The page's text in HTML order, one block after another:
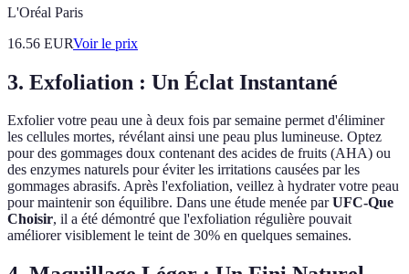
L'Oréal Paris
16.56 EURVoir le prix
3. Exfoliation : Un Éclat Instantané
Exfolier votre peau une à deux fois par semaine permet d'éliminer
les cellules mortes, révélant ainsi une peau plus lumineuse. Optez
pour des gommages doux contenant des acides de fruits (AHA) ou
des enzymes naturels pour éviter les irritations causées par les
gommages abrasifs. Après l'exfoliation, veillez à hydrater votre peau
pour maintenir son équilibre. Dans une étude menée parUFC-Que
Choisir, il a été démontré que l'exfoliation régulière pouvait
améliorer visiblement le teint de 30% en quelques semaines.